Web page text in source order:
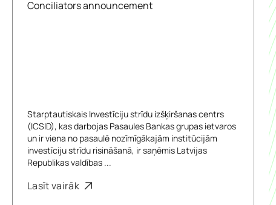
Starptautiskais Investīciju strīdu izšķiršanas centrs
(ICSID), kas darbojas Pasaules Bankas grupas ietvaros
un ir viena no pasaulē nozīmīgākajām institūcijām
investīciju strīdu risināšanā, ir saņēmis Latvijas
Republikas valdības ...
Lasīt vairāk